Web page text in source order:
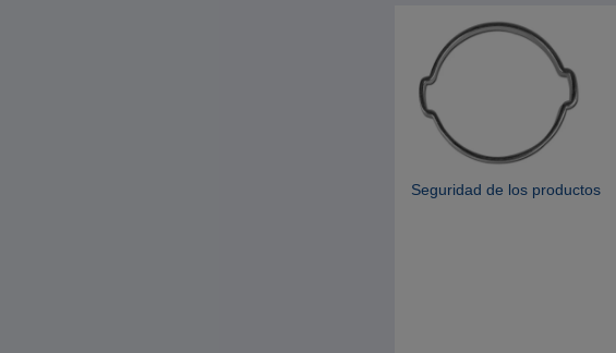
Seguridad de los productos